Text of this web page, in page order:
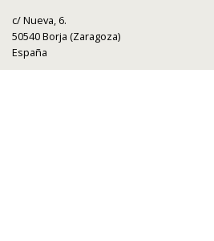
c/ Nueva, 6.
50540 Borja (Zaragoza)
España